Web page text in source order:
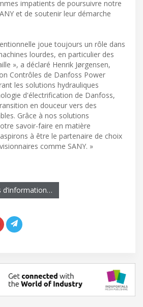
impatients de poursuivre notre
et de soutenir leur démarche
joue toujours un rôle dans
lourdes, en particulier des
», a déclaré Henrik Jørgensen,
Contrôles de Danfoss Power
les solutions hydrauliques
d'électrification de Danfoss,
en douceur vers des
Grâce à nos solutions
savoir-faire en matière
à être le partenaire de choix
comme SANY. »
d’information…